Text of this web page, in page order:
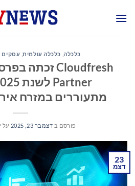
כלכלה, כלכלה עולמית, עסקים
מתעוררים במזרח
פורסם ב דצמבר 23, 2025 על
23
דצמ